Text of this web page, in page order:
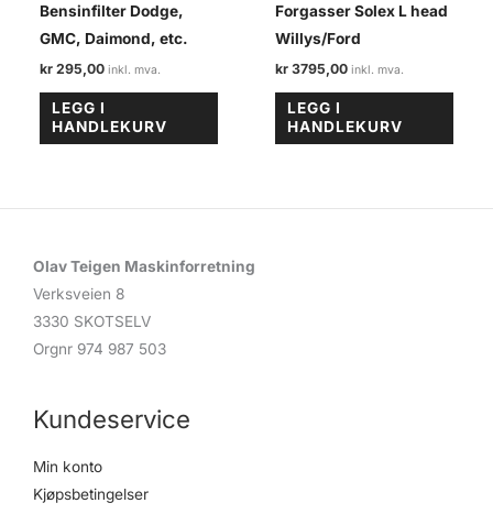
Bensinfilter Dodge,
GMC, Daimond, etc.
kr 295,00
LEGG I
HANDLEKURV
Forgasser Solex L head
Willys/Ford
kr 3795,00
LEGG I
HANDLEKURV
Olav Teigen Maskinforretning
Verksveien 8
3330 SKOTSELV
Orgnr 974 987 503
Kundeservice
Min konto
Kjøpsbetingelser